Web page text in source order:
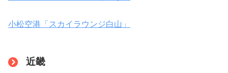
小松空港「スカイラウンジ白山」
近畿